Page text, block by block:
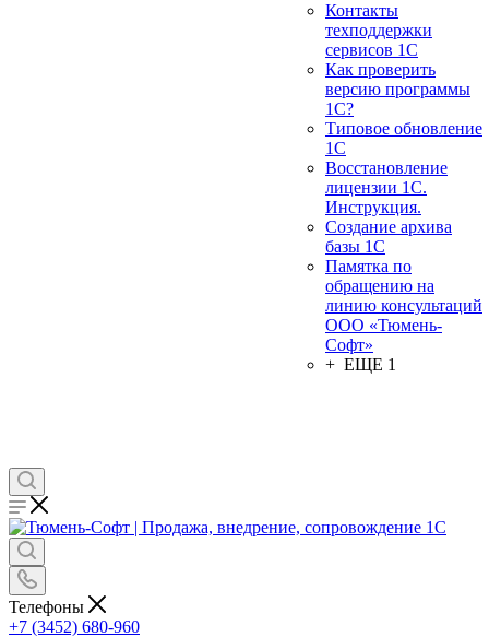
Контакты
техподдержки
сервисов 1С
Как проверить
версию программы
1С?
Типовое обновление
1С
Восстановление
лицензии 1С.
Инструкция.
Создание архива
базы 1С
Памятка по
обращению на
линию консультаций
ООО «Тюмень-
Софт»
+ ЕЩЕ 1
Телефоны
+7 (3452) 680-960